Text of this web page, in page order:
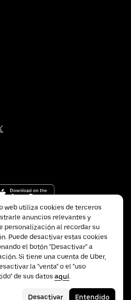
web utiliza cookies de terceros
anuncios relevantes y
personalización al recordar su
Puede desactivar estas cookies
el botón "Desactivar" a
Si tiene una cuenta de Uber,
la "venta" o el "uso
de sus datos aquí.
Desactivar Entendido